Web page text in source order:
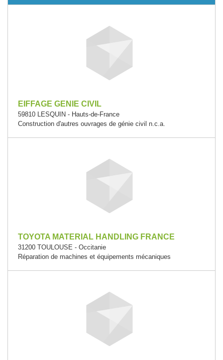
EIFFAGE GENIE CIVIL
59810 LESQUIN - Hauts-de-France
Construction d'autres ouvrages de génie civil n.c.a.
TOYOTA MATERIAL HANDLING FRANCE
31200 TOULOUSE - Occitanie
Réparation de machines et équipements mécaniques